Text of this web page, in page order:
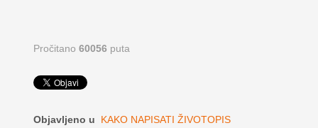
Pročitano 60056 puta
Objavljeno u
KAKO NAPISATI ŽIVOTOPIS